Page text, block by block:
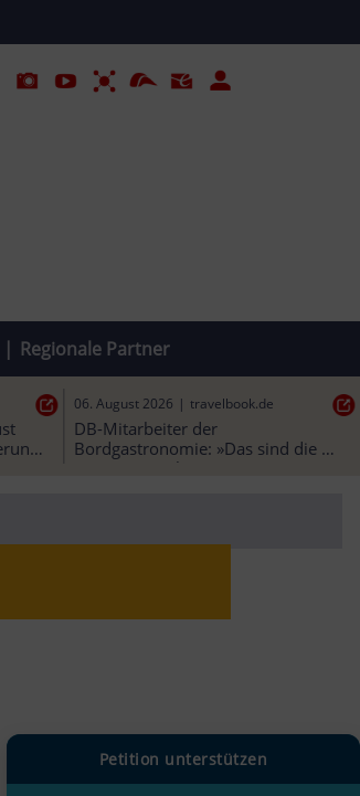
Regionale Partner
06. August 2026 | augsburger-
allgemeine.de
Verspätungen, Job-Angst, Gewalt:
Petition unterstützen